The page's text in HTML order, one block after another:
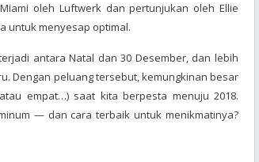
oleh Luftwerk dan pertunjukan oleh Ellie
untuk menyesap optimal.
antara Natal dan 30 Desember, dan lebih
Dengan peluang tersebut, kemungkinan besar
empat…) saat kita berpesta menuju 2018.
— dan cara terbaik untuk menikmatinya?